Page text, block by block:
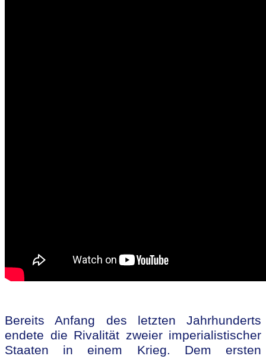
Bereits Anfang des letzten Jahrhunderts
endete die Rivalität zweier imperialistischer
Staaten in einem Krieg. Dem ersten